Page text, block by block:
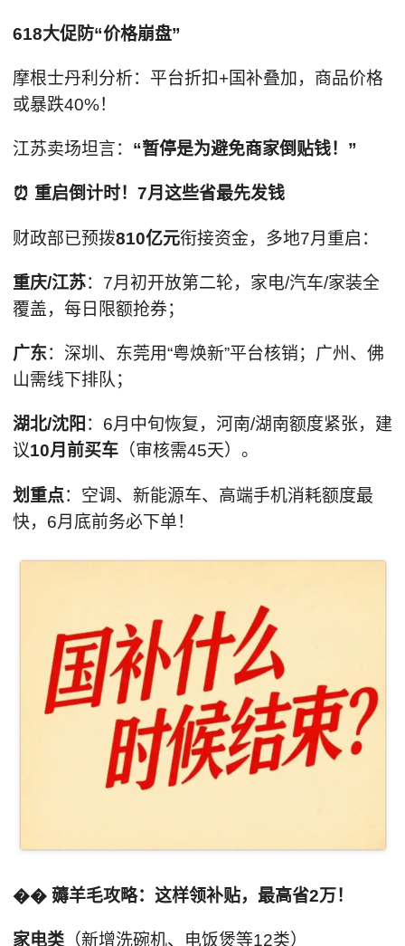
618大促防“价格崩盘”
摩根士丹利分析：平台折扣+国补叠加，商品价格
或暴跌40%！
江苏卖场坦言： “暂停是为避免商家倒贴钱！”
⏰ 重启倒计时！7月这些省最先发钱
财政部已预拨810亿元衔接资金，多地7月重启：
重庆/江苏：7月初开放第二轮，家电/汽车/家装全
覆盖，每日限额抢券；
广东：深圳、东莞用“粤焕新”平台核销；广州、佛
山需线下排队；
湖北/沈阳 ：6月中旬恢复，河南/湖南额度紧张，建
议10月前买车（审核需45天）。
划重点：空调、新能源车、高端手机消耗额度最
快，6月底前务必下单！
�� 薅羊毛攻略：这样领补贴，最高省2万！
家电类（新增洗碗机、电饭煲等12类）